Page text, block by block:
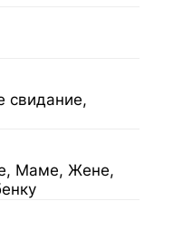
свидание,
Маме, Жене,